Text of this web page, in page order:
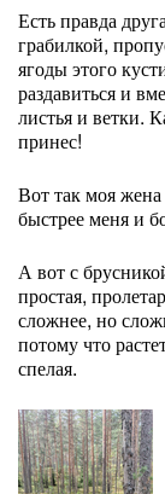
Есть правда
грабилкой,
ягоды этого
раздавиться и
листья и ветки.
принес!
Вот так моя жена
быстрее меня и
А вот с
простая,
сложнее, но
потому что
спелая.